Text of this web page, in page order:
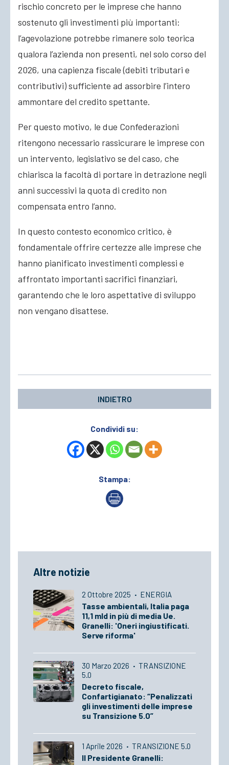
rischio concreto per le imprese che hanno
sostenuto gli investimenti più importanti:
l’agevolazione potrebbe rimanere solo teorica
qualora l’azienda non presenti, nel solo corso del
2026, una capienza fiscale (debiti tributari e
contributivi) sufficiente ad assorbire l’intero
ammontare del credito spettante.
Per questo motivo, le due Confederazioni
ritengono necessario rassicurare le imprese con
un intervento, legislativo se del caso, che
chiarisca la facoltà di portare in detrazione negli
anni successivi la quota di credito non
compensata entro l’anno.
In questo contesto economico critico, è
fondamentale offrire certezze alle imprese che
hanno pianificato investimenti complessi e
affrontato importanti sacrifici finanziari,
garantendo che le loro aspettative di sviluppo
non vengano disattese.
INDIETRO
Condividi su:
Stampa:
Altre notizie
2 Ottobre 2025 · ENERGIA
Tasse ambientali, Italia paga
11,1 mld in più di media Ue.
Granelli: 'Oneri ingiustificati.
Serve riforma'
30 Marzo 2026 · TRANSIZIONE
5.0
Decreto fiscale,
Confartigianato: “Penalizzati
gli investimenti delle imprese
su Transizione 5.0”
1 Aprile 2026 · TRANSIZIONE 5.0
Il Presidente Granelli: